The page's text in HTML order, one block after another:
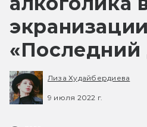
«Последний
Лиза Худайбердиева
9 июля 2022 г.